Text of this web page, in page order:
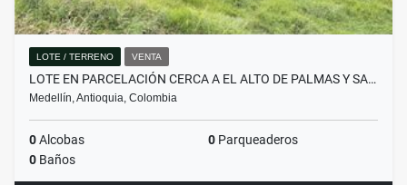
LOTE / TERRENO VENTA
LOTE EN PARCELACIÓN CERCA A EL ALTO DE PALMAS Y SA…
Medellín, Antioquia, Colombia
0Alcobas 0 Parqueaderos
0 Baños